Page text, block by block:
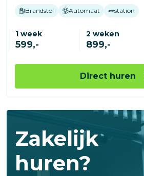
Brandstof Automaat station
1 week
599,-
2 weken
899,-
Direct huren
Zakelijk
huren?